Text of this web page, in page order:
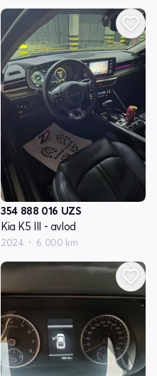
354 888 016 UZS
Kia K5 III - avlod
2024 6 000 km